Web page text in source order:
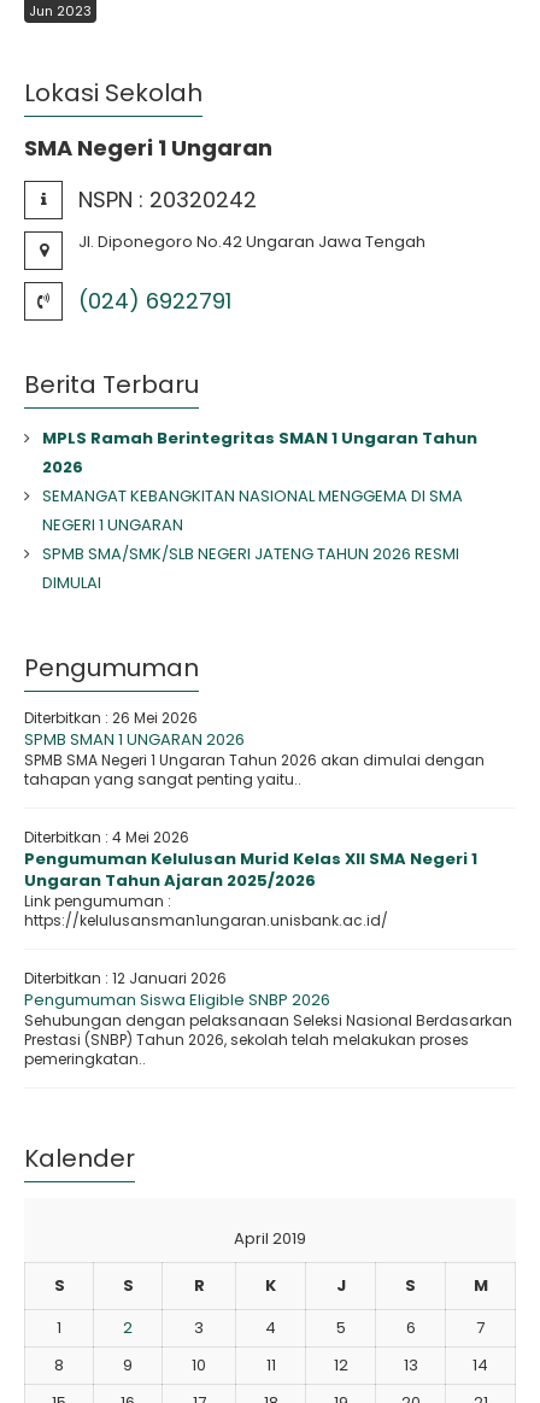
Jun 2023
Lokasi Sekolah
SMA Negeri 1 Ungaran
NSPN : 20320242
Jl. Diponegoro No.42 Ungaran Jawa Tengah
(024) 6922791
Berita Terbaru
MPLS Ramah Berintegritas SMAN 1 Ungaran Tahun
2026
SEMANGAT KEBANGKITAN NASIONAL MENGGEMA DI SMA
NEGERI 1 UNGARAN
SPMB SMA/SMK/SLB NEGERI JATENG TAHUN 2026 RESMI
DIMULAI
Pengumuman
Diterbitkan : 26 Mei 2026
SPMB SMAN 1 UNGARAN 2026
SPMB SMA Negeri 1 Ungaran Tahun 2026 akan dimulai dengan
tahapan yang sangat penting yaitu..
Diterbitkan : 4 Mei 2026
Pengumuman Kelulusan Murid Kelas XII SMA Negeri 1
Ungaran Tahun Ajaran 2025/2026
Link pengumuman :
https://kelulusansman1ungaran.unisbank.ac.id/
Diterbitkan : 12 Januari 2026
Pengumuman Siswa Eligible SNBP 2026
Sehubungan dengan pelaksanaan Seleksi Nasional Berdasarkan
Prestasi (SNBP) Tahun 2026, sekolah telah melakukan proses
pemeringkatan..
Kalender
April 2019
S S R K J S
M
1
2 3 4 5 6
7
8
9 10 11 12 13
14